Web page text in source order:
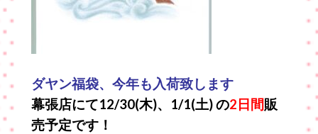
ダヤン福袋、今年も入荷致します
幕張店にて12/30(木)、1/1(土) の2日間販
売予定です！